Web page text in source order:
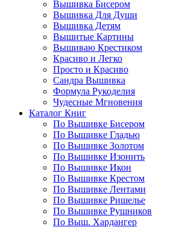
Вышивка Бисером
Вышивка Для Души
Вышивка Детям
Вышитые Картины
Вышиваю Крестиком
Красиво и Легко
Просто и Красиво
Сандра Вышивка
Формула Рукоделия
Чудесные Мгновения
Каталог Книг
По Вышивке Бисером
По Вышивке Гладью
По Вышивке Золотом
По Вышивке Изонить
По Вышивке Икон
По Вышивке Крестом
По Вышивке Лентами
По Вышивке Ришелье
По Вышивке Рушников
По Выш. Хардангер